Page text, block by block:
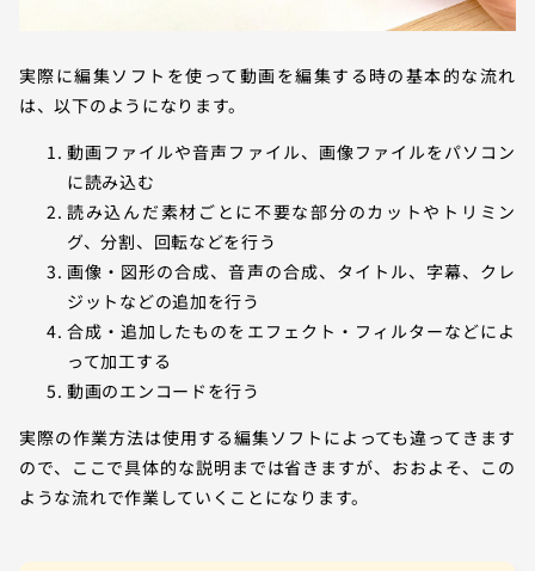
実際に編集ソフトを使って動画を編集する時の基本的な流れ
は、以下のようになります。
動画ファイルや音声ファイル、画像ファイルをパソコン
に読み込む
読み込んだ素材ごとに不要な部分のカットやトリミン
グ、分割、回転などを行う
画像・図形の合成、音声の合成、タイトル、字幕、クレ
ジットなどの追加を行う
合成・追加したものをエフェクト・フィルターなどによ
って加工する
動画のエンコードを行う
実際の作業方法は使用する編集ソフトによっても違ってきます
ので、ここで具体的な説明までは省きますが、おおよそ、この
ような流れで作業していくことになります。